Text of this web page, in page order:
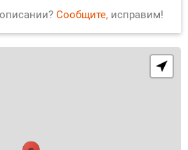
Сообщите, исправим!